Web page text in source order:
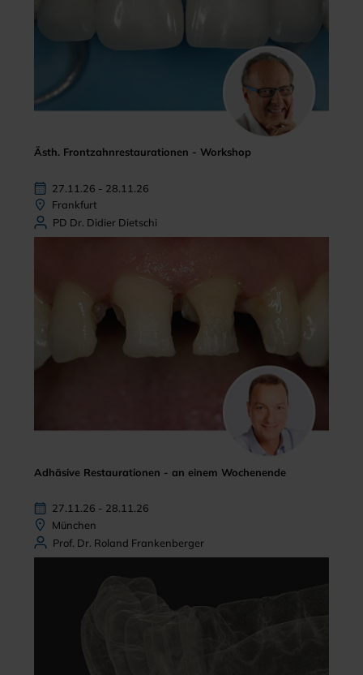
Ästh. Frontzahnrestaurationen - Workshop
27.11.26 - 28.11.26
Frankfurt
PD Dr. Didier Dietschi
Adhäsive Restaurationen - an einem Wochenende
27.11.26 - 28.11.26
München
Prof. Dr. Roland Frankenberger